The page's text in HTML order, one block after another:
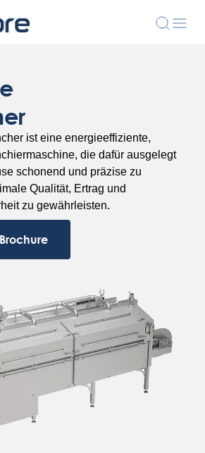
ist eine energieeffiziente,
die dafür ausgelegt
schonend und präzise zu
Qualität, Ertrag und
zu gewährleisten.